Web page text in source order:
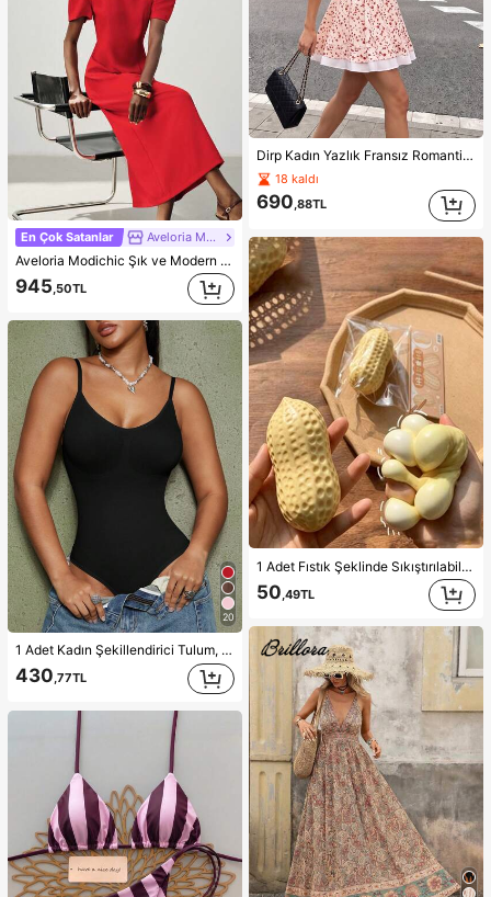
En Çok Satanlar Aveloria Modichic
Aveloria Modichic Şık ve Modern Minimalist Kadın Uzun Elbise, Fransız Vintage Günlük Şehir Stili, Belden Oturtmalı Düz Kesim, Parlak Kırmızı, Polyester Karışımlı, Dökümlü ve Pürüzsüz, Yazlık, Seyahat, Parti, Resmi Ziyafet, Anneler Günü, Mezuniyet Sezonu, Tatil Kombini
945,50TL
20
1 Adet Kadın Şekillendirici Tulum, Karın Kontrolü, Bel Şekillendirici, Kalça Kaldırıcı, Dikişsiz Şekillendirici Tulum, Tanga İç Çamaşırı
430,77TL
Dirp Kadın Yazlık Fransız Romantik Çiçekli Peter Pan Yaka Bel Vurgulu Evasé Kısa Elbise, Zarif Öğleden Sonra Çayı Renk Bloklu Çiçekli Çift Katlı Kısa Elbise, Zarif Partiler, Ofis Gidiş-Geliş, Bahçe, Parti Buluşmaları, Mezuniyet Törenleri, Düğün Misafir Kıyafetleri, Tatiller, Akşam Yemekleri, Bağımsızlık Günü ve Diğer Yaz Etkinlikleri İçin Uygun
18 kaldı
690,88TL
1 Adet Fıstık Şeklinde Sıkıştırılabilir Stres Oyuncağı, Ofis Rahatlaması ve Parti Etkileşimi İçin Uygun, Doğum Günü, Tatil ve Aile Toplantıları İçin Hediye, Stres Giderici
50 ,49TL